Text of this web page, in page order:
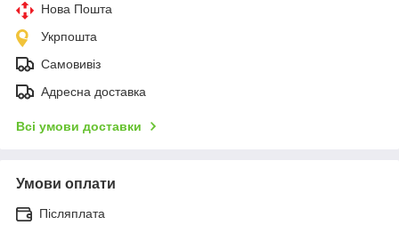
Нова Пошта
Укрпошта
Самовивіз
Адресна доставка
Всі умови доставки
Умови оплати
Післяплата